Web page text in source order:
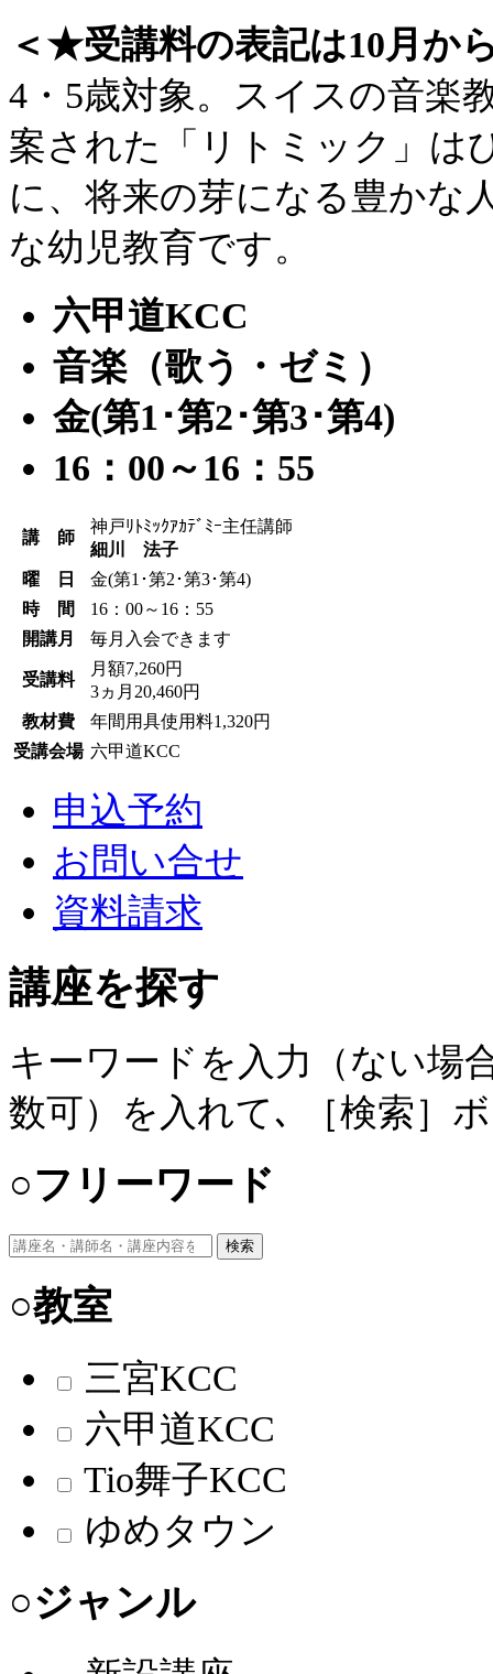
＜★受講料の表記は10月か
4・5歳対象。スイスの音楽
案された「リトミック」は
に、将来の芽になる豊かな
な幼児教育です。
六甲道KCC
音楽（歌う・ゼミ）
金(第1･第2･第3･第4)
16：00～16：55
講 師
神戸ﾘﾄﾐｯｸｱｶﾃﾞﾐｰ主任講師
細川 法子
曜 日
金(第1･第2･第3･第4)
時 間
16：00～16：55
開講月
毎月入会できます
受講料
月額7,260円
3ヵ月20,460円
教材費
年間用具使用料1,320円
受講会場 六甲道KCC
申込予約
お問い合せ
資料請求
講座を探す
キーワードを入力（ない場
数可）を入れて､ ［検索］
○フリーワード
検索
○教室
三宮KCC
六甲道KCC
Tio舞子KCC
ゆめタウン
○ジャンル